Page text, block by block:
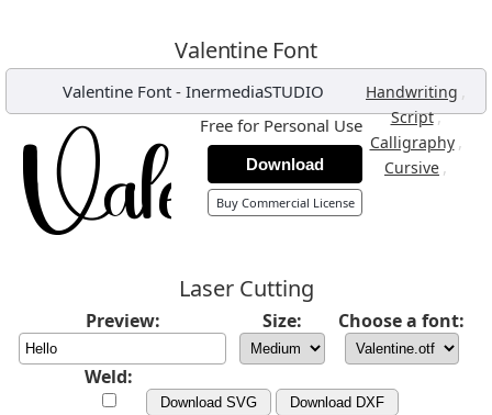
Valentine Font
Valentine Font- InermediaSTUDIO Handwriting ,
Script,
Calligraphy ,
Cursive ,
Free for Personal Use
Download
Buy Commercial License
Laser Cutting
Preview: Size: Choose a font:
Weld:
Download SVG Download DXF